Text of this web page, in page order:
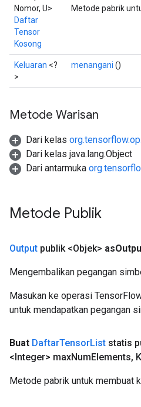
Nomor, U>
Daftar
Tensor
Kosong
Metode pabrik
Keluaran <?
>
menangani ()
Metode Warisan
Dari kelas
Dari kelas java.lang.Object
Dari antarmuka
Metode Publik
Output publik <Objek> as
Mengembalikan pegangan
Masukan ke operasi
untuk mendapatkan pegangan
Buat DaftarTensorList statis
<Integer> maxNumElements,
Metode pabrik untuk membuat